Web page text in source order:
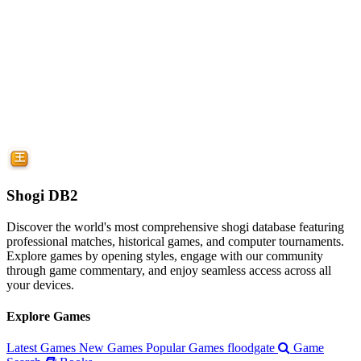
Shogi DB2
Discover the world's most comprehensive shogi database featuring
professional matches, historical games, and computer tournaments.
Explore games by opening styles, engage with our community
through game commentary, and enjoy seamless access across all
your devices.
Explore Games
Latest Games New Games Popular Games floodgate
Game